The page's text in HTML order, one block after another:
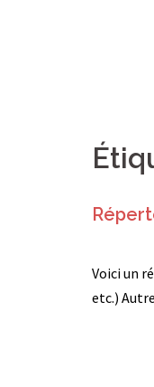
Voici un
etc.)